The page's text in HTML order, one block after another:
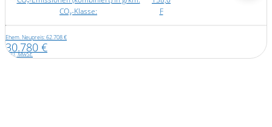
CO₂-Klasse:
Neupreis: 62.708 €
€
MwSt. inkl.